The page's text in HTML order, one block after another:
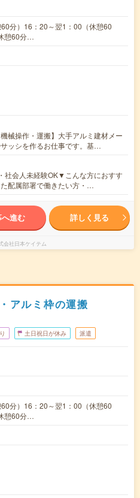
分）16：20～翌1：00（休憩60
憩60分…
械操作・運搬】大手アルミ建材メー
ッシを作るお仕事です。基…
社会人未経験OK▼こんな方におすす
配属部署で働きたい方・…
へ進む 詳しく見る
会社日本ケイテム
アルミ枠の運搬
土日祝日が休み 派遣
分）16：20～翌1：00（休憩60
憩60分…